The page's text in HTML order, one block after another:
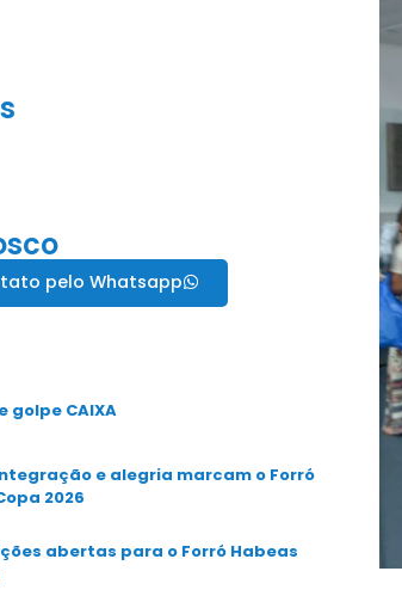
pelo Whatsapp
golpe CAIXA
e alegria marcam o Forró
2026
abertas para o Forró Habeas